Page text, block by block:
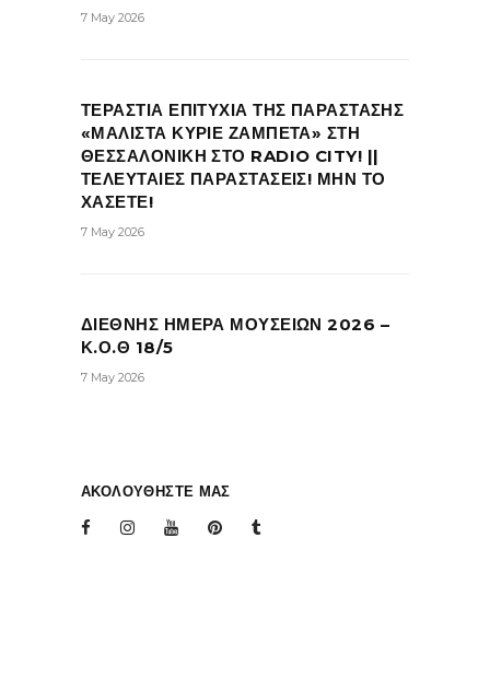
7 May 2026
ΤΕΡΑΣΤΙΑ ΕΠΙΤΥΧΙΑ ΤΗΣ ΠΑΡΑΣΤΑΣΗΣ
«ΜΑΛΙΣΤΑ ΚΥΡΙΕ ΖΑΜΠΕΤΑ» ΣΤΗ
ΘΕΣΣΑΛΟΝΙΚΗ ΣΤΟ RADIO CITY! ||
ΤΕΛΕΥΤΑΙΕΣ ΠΑΡΑΣΤΑΣΕΙΣ! ΜΗΝ ΤΟ
ΧΑΣΕΤΕ!
7 May 2026
ΔΙΕΘΝΗΣ ΗΜΕΡΑ ΜΟΥΣΕΙΩΝ 2026 –
Κ.Ο.Θ 18/5
7 May 2026
ΑΚΟΛΟΥΘΗΣΤΕ ΜΑΣ